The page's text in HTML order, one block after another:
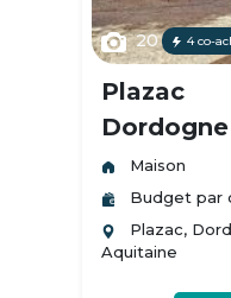
20 4 co-
Plazac
Maison
Budget par
Plazac,
Aquitaine